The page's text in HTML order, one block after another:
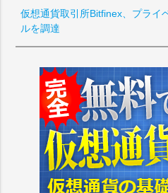
仮想通貨取引所Bitfinex、プライ
ルを調達